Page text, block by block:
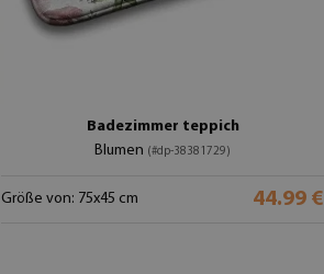
Badezimmer teppich
Blumen (#dp-38381729)
Größe von: 75x45 cm 44.99 €